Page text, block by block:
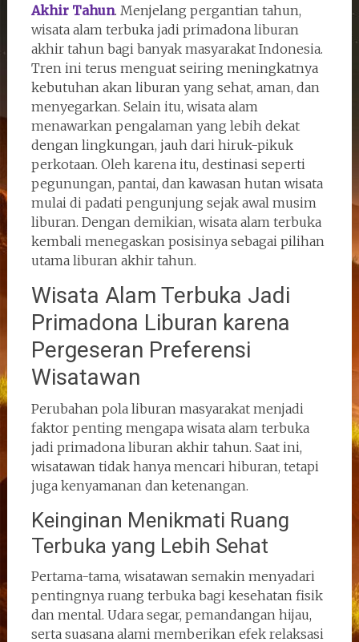
Akhir Tahun. Menjelang pergantian tahun,
wisata alam terbuka jadi primadona liburan
akhir tahun bagi banyak masyarakat Indonesia.
Tren ini terus menguat seiring meningkatnya
kebutuhan akan liburan yang sehat, aman, dan
menyegarkan. Selain itu, wisata alam
menawarkan pengalaman yang lebih dekat
dengan lingkungan, jauh dari hiruk-pikuk
perkotaan. Oleh karena itu, destinasi seperti
pegunungan, pantai, dan kawasan hutan wisata
mulai di padati pengunjung sejak awal musim
liburan. Dengan demikian, wisata alam terbuka
kembali menegaskan posisinya sebagai pilihan
utama liburan akhir tahun.
Wisata Alam Terbuka Jadi
Primadona Liburan karena
Pergeseran Preferensi
Wisatawan
Perubahan pola liburan masyarakat menjadi
faktor penting mengapa wisata alam terbuka
jadi primadona liburan akhir tahun. Saat ini,
wisatawan tidak hanya mencari hiburan, tetapi
juga kenyamanan dan ketenangan.
Keinginan Menikmati Ruang
Terbuka yang Lebih Sehat
Pertama-tama, wisatawan semakin menyadari
pentingnya ruang terbuka bagi kesehatan fisik
dan mental. Udara segar, pemandangan hijau,
serta suasana alami memberikan efek relaksasi